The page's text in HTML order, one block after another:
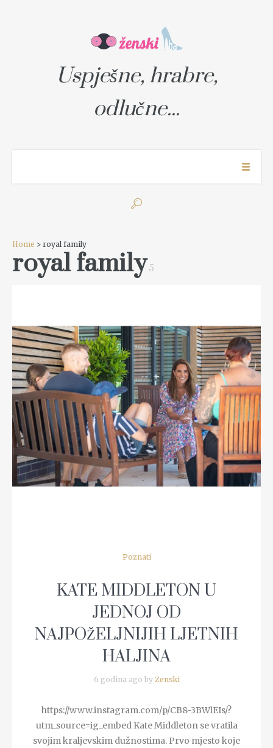
Uspješne, hrabre,
odlučne...
Home > royal family
royal family 5
READ MORE
Poznati
KATE MIDDLETON U
JEDNOJ OD
NAJPOŽELJNIJIH LJETNIH
HALJINA
6 godina ago by Zenski
https://www.instagram.com/p/CB8-3BWlEIs/?
utm_source=ig_embed Kate Middleton se vratila
svojim kraljevskim dužnostima. Prvo mjesto koje